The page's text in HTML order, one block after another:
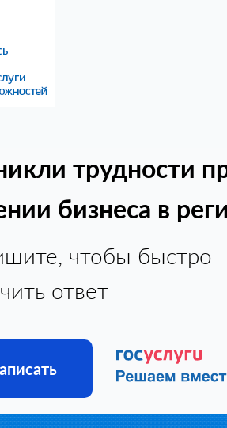
трудности
бизнеса в
чтобы быстро
ответ